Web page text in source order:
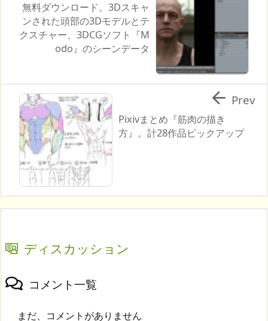
無料ダウンロード。3Dスキャ
ンされた頭部の3Dモデルとテ
クスチャー、3DCGソフト『M
odo』のシーンデータ
Pixivまとめ『筋肉の描き
方』。計28作品ピックアップ
 Prev
ディスカッション
コメント一覧
まだ、コメントがありません